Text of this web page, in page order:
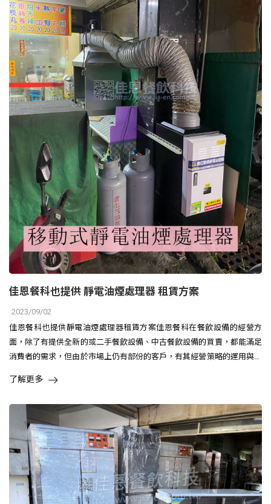
佳恩餐科也提供 靜電油煙處理器 租賃方案
2023/09/02
佳恩餐科也提供靜電油煙處理器租賃方案佳恩餐科在餐飲設備的經營方
面，除了有提供全新的或二手餐飲設備、中古餐飲設備的買賣，都能滿足
消費者的需求，但由於市場上仍有部份的客戶，有其經營策略的運用與考
了解更多